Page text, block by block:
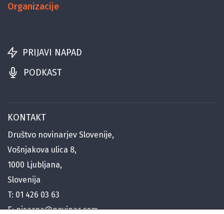
Organizacije
PRIJAVI NAPAD
PODKAST
KONTAKT
Društvo novinarjev Slovenije,
Vošnjakova ulica 8,
1000 Ljubljana,
Slovenija
T: 01 426 03 63
E:pisarna@novinar.com